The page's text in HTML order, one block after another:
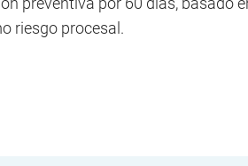
riesgo procesal.